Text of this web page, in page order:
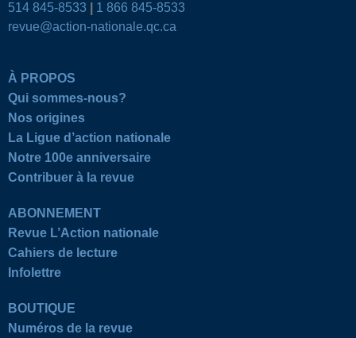
514 845-8533
1 866 845-8533
revue@action-nationale.qc.ca
À PROPOS
Qui sommes-nous?
Nos origines
La Ligue d’action nationale
Notre 100e anniversaire
Contribuer à la revue
ABONNEMENT
Revue L’Action nationale
Cahiers de lecture
Infolettre
BOUTIQUE
Numéros de la revue